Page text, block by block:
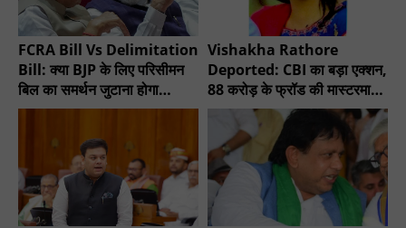
FCRA Bill Vs Delimitation
Bill: क्या BJP के लिए परिसीमन
बिल का समर्थन जुटाना होगा
मुश्किल?
Vishakha Rathore
Deported: CBI का बड़ा एक्शन,
88 करोड़ के फ्रॉड की मास्टरमाइंड
गिरफ्तार